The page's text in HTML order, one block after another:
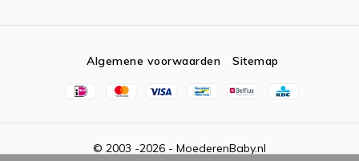
© 2003 -2026 - MoederenBaby.nl
Algemene voorwaarden Sitemap